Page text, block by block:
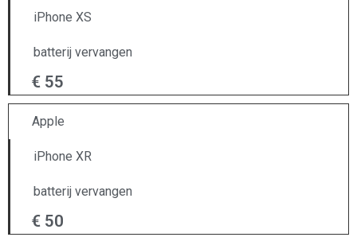
iPhone XS
batterij vervangen
€ 55
Apple
iPhone XR
batterij vervangen
€ 50